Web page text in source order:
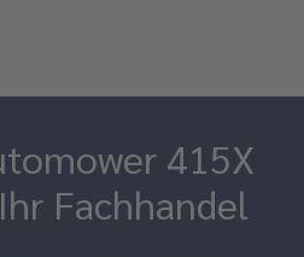
415X
Fachhandel